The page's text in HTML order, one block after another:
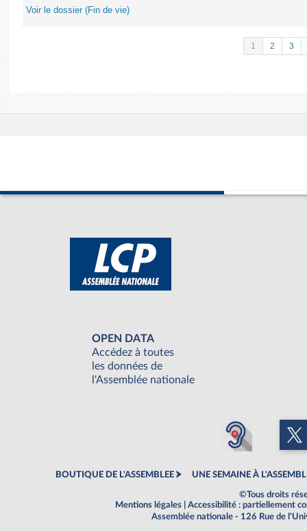
Voir le dossier (Fin de vie)
1 2 3
OPEN DATA
Accédez à toutes
les données de
l'Assemblée nationale
BOUTIQUE DE L'ASSEMBLEE UNE SEMAINE À
©Tous droits
Mentions légales
Accessibilité : partiellement
Assemblée nationale - 126 Rue de